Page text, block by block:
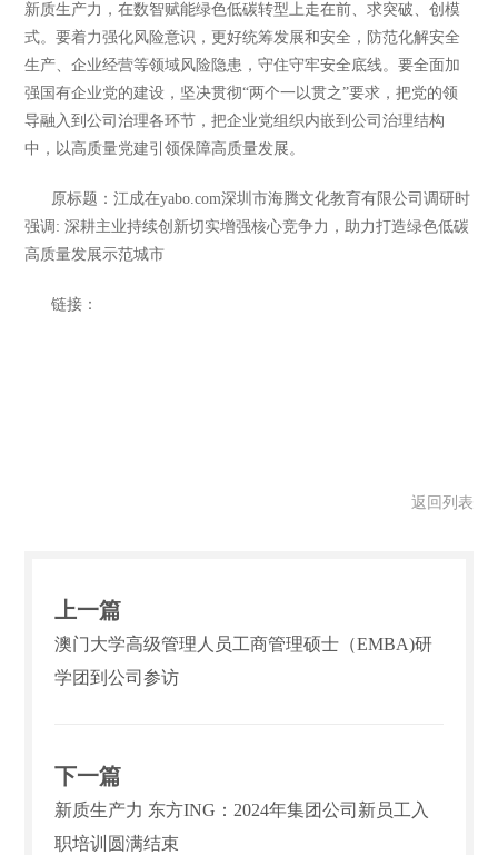
新质生产力，在数智赋能绿色低碳转型上走在前、求突破、创模
式。要着力强化风险意识，更好统筹发展和安全，防范化解安全
生产、企业经营等领域风险隐患，守住守牢安全底线。要全面加
强国有企业党的建设，坚决贯彻“两个一以贯之”要求，把党的领
导融入到公司治理各环节，把企业党组织内嵌到公司治理结构
中，以高质量党建引领保障高质量发展。
原标题：江成在yabo.com深圳市海腾文化教育有限公司调研时
强调: 深耕主业持续创新切实增强核心竞争力，助力打造绿色低碳
高质量发展示范城市
链接：
返回列表
上一篇
澳门大学高级管理人员工商管理硕士（EMBA)研
学团到公司参访
下一篇
新质生产力 东方ING：2024年集团公司新员工入
职培训圆满结束